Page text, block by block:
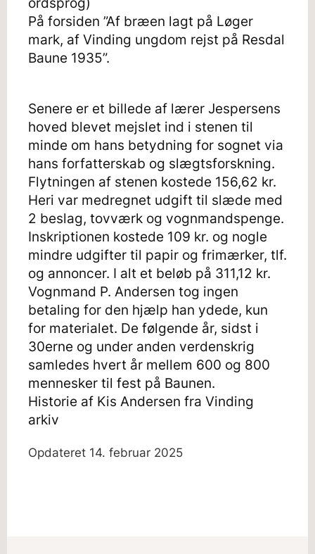
ordsprog)
På forsiden ”Af bræen lagt på Løger
mark, af Vinding ungdom rejst på Resdal
Baune 1935”.
Senere er et billede af lærer Jespersens
hoved blevet mejslet ind i stenen til
minde om hans betydning for sognet via
hans forfatterskab og slægtsforskning.
Flytningen af stenen kostede 156,62 kr.
Heri var medregnet udgift til slæde med
2 beslag, tovværk og vognmandspenge.
Inskriptionen kostede 109 kr. og nogle
mindre udgifter til papir og frimærker, tlf.
og annoncer. I alt et beløb på 311,12 kr.
Vognmand P. Andersen tog ingen
betaling for den hjælp han ydede, kun
for materialet. De følgende år, sidst i
30erne og under anden verdenskrig
samledes hvert år mellem 600 og 800
mennesker til fest på Baunen.
Historie af Kis Andersen fra Vinding
arkiv
Opdateret 14. februar 2025